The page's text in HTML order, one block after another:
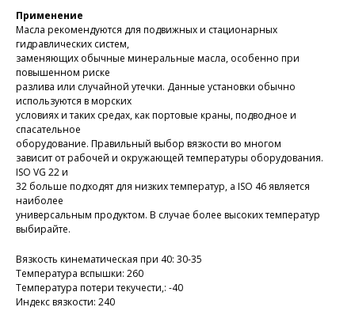
Применение
Масла рекомендуются для подвижных и стационарных
гидравлических систем,
заменяющих обычные минеральные масла, особенно при
повышенном риске
разлива или случайной утечки. Данные установки обычно
используются в морских
условиях и таких средах, как портовые краны, подводное и
спасательное
оборудование. Правильный выбор вязкости во многом
зависит от рабочей и окружающей температуры оборудования.
ISO VG 22 и
32 больше подходят для низких температур, а ISO 46 является
наиболее
универсальным продуктом. В случае более высоких температур
выбирайте.
Вязкость кинематическая при 40: 30-35
Температура вспышки: 260
Температура потери текучести,: -40
Индекс вязкости: 240